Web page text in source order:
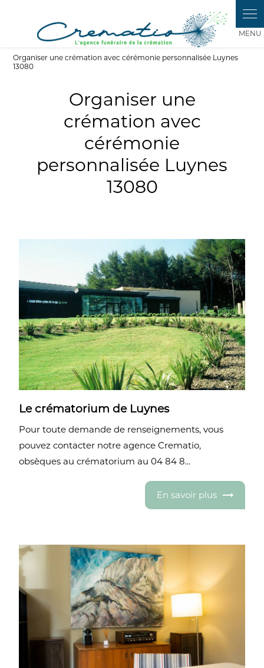
Organiser une crémation avec cérémonie personnalisée Luynes
13080
Organiser une
crémation avec
cérémonie
personnalisée Luynes
13080
Le crématorium de Luynes
Pour toute demande de renseignements, vous
pouvez contacter notre agence Crematio,
obsèques au crématorium au 04 84 8...
En savoir plus